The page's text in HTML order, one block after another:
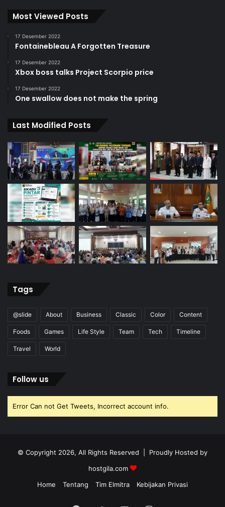
Most Viewed Posts
17 Desember 2022
Fontainebleau A Forgotten Treasure
17 Desember 2022
Xbox boss talks Project Scorpio price
17 Desember 2022
One swallow does not make the spring
Last Modified Posts
Tags
@slide About Business Classic Color Content
Foods Games Life Style Team Tech Timeline
Travel World
Follow us
Error Can not Get Tweets, Incorrect account info.
© Copyright 2026, All Rights Reserved | Proudly Hosted by
hostgila.com
Home
Tentang Tim Elmitra Kebijakan Privasi